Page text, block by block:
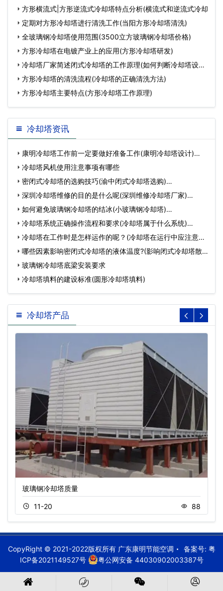
方形横流式|方形逆流式冷却塔特点分析(横流式和逆流式冷却
定期对方形冷却塔进行清洗工作(当阳方形冷却塔清洗)
全玻璃钢冷却塔使用范围(3500立方玻璃钢冷却塔价格)
方形冷却塔在电镀产业上的应用(方形冷却塔研发)
冷却塔厂家简述闭式冷却塔的工作原理(如何判断冷却塔设备
好 方形冷却塔的清洗流程(冷却塔的正确清洗方法)
方形冷却塔主要特点(方形冷却塔工作原理)
冷却塔资讯
康明冷却塔工作前一定要做好准备工作(康明冷却塔设计)…
冷却塔风机使用注意事项有哪些
密闭式冷却塔的选购技巧(渝中闭式冷却塔选购)…
深圳冷却塔维修的目的是什么呢(深圳维修冷却塔厂家)…
如何避免玻璃钢冷却塔的结冰(小玻璃钢冷却塔)…
冷却塔系统正确操作流程和要求(冷却塔属于什么系统)…
冷却塔在工作时是怎样运作的呢？(冷却塔在运行中应注意哪
些问…
哪些因素影响密闭式冷却塔的液体温度?(影响闭式冷却塔散
热…玻璃钢冷却塔底梁安装要求
冷却塔填料的建设标准(圆形冷却塔填料)
冷却塔产品
玻璃钢冷却塔质量
11-20 88
CopyRight © 2021-2022版权所有 广东康明节能空调 备案号: 粤
ICP备2021149527号
粤公网安备 44030902003387号